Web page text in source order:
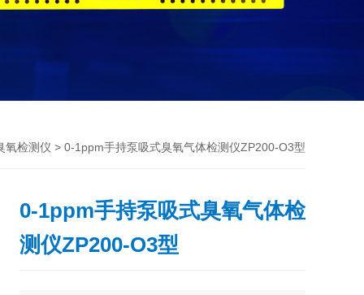
氧检测仪 > 0-1ppm手持泵吸式臭氧气体检测仪ZP200-O3型
0-1ppm手持泵吸式臭氧气体检
测仪ZP200-O3型